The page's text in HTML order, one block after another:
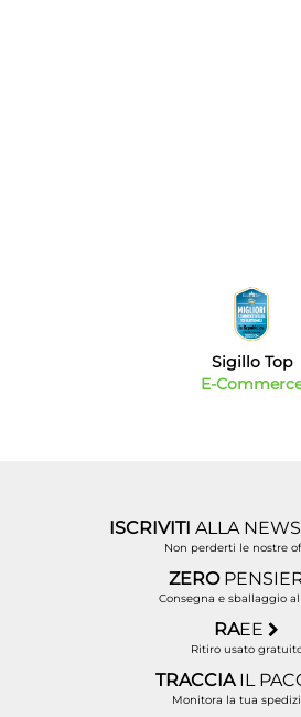
Sigillo Top
E-
ISCRIVITIALLA
Non perderti le nostre
ZERO
Consegna e sballaggio
RAEE
Ritiro usato
TRACCIA IL
Monitora la tua